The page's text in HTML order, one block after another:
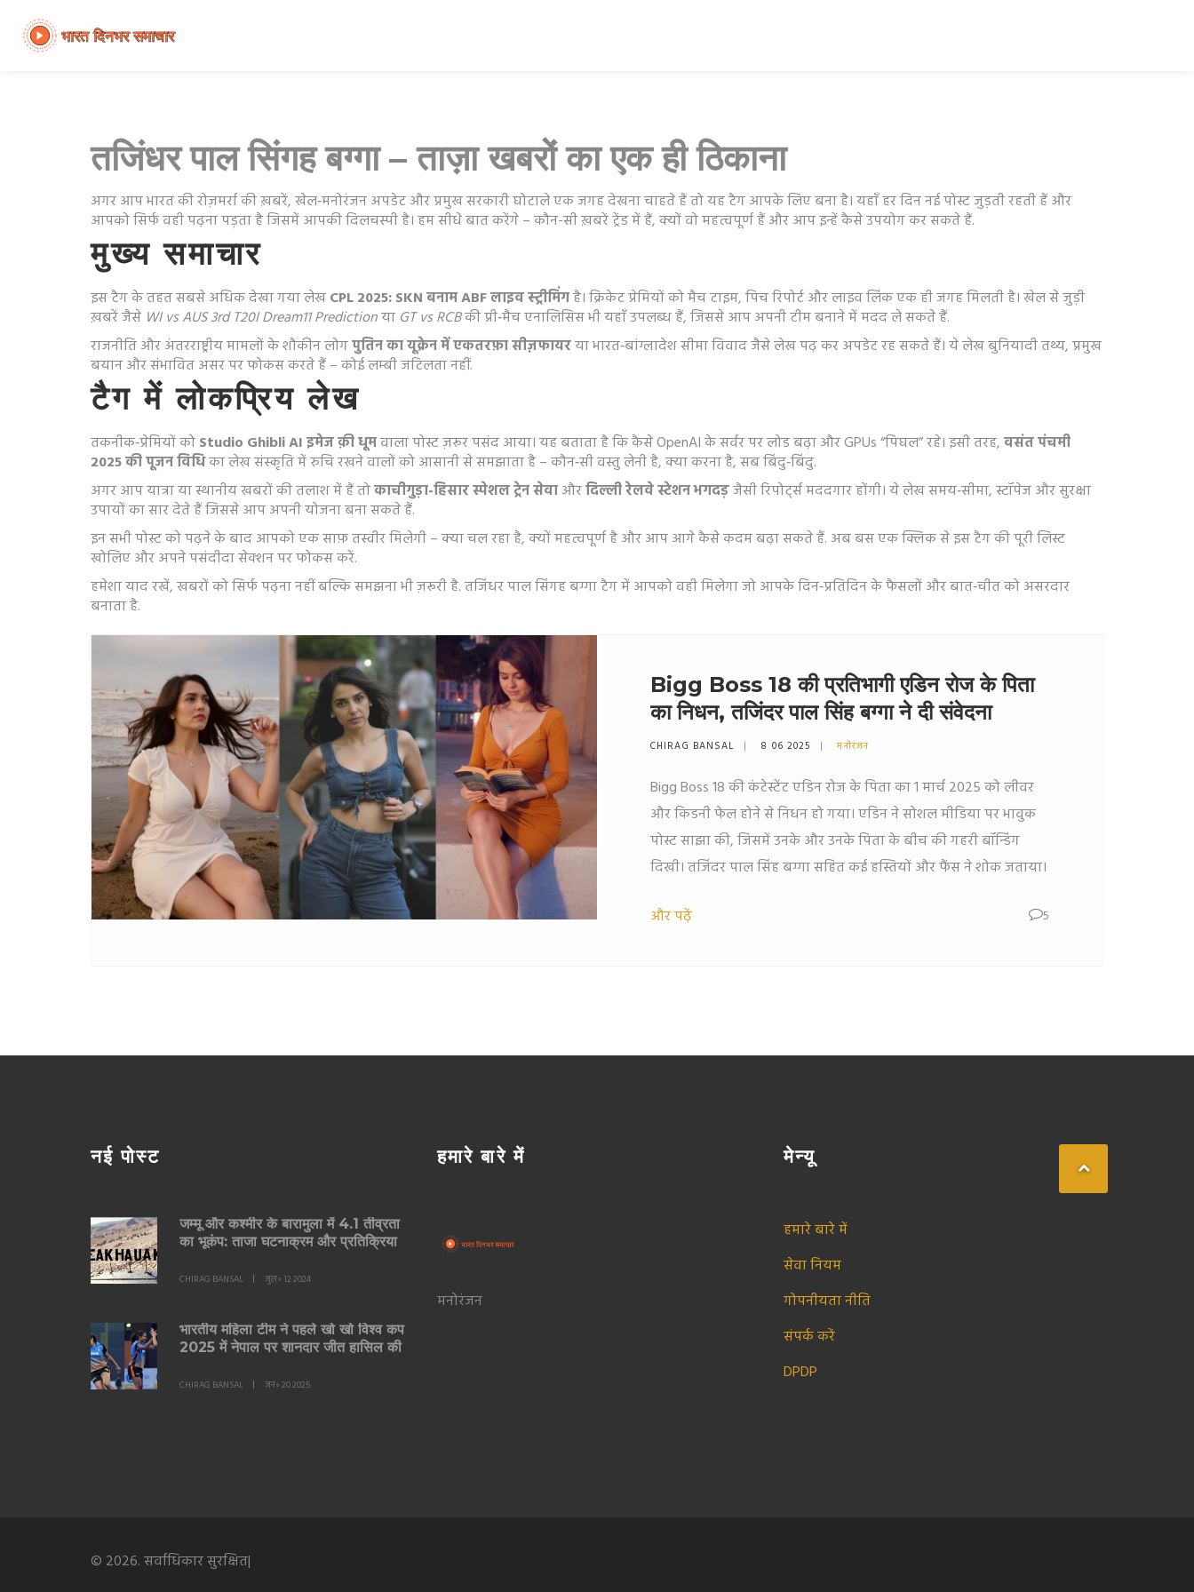
तजिंधर पाल सिंगह बग्गा – ताज़ा खबरों का एक ही ठिकाना
अगर आप भारत की रोज़मर्रा की ख़बरें, खेल‑मनोरंजन अपडेट और प्रमुख सरकारी घोटाले एक जगह देखना चाहते हैं तो यह टैग आपके लिए बना है। यहाँ हर दिन नई पोस्ट जुड़ती रहती हैं और
आपको सिर्फ वही पढ़ना पड़ता है जिसमें आपकी दिलचस्पी है। हम सीधे बात करेंगे – कौन-सी ख़बरें ट्रेंड में हैं, क्यों वो महत्वपूर्ण हैं और आप इन्हें कैसे उपयोग कर सकते हैं.
मुख्य समाचार
इस टैग के तहत सबसे अधिक देखा गया लेखCPL 2025: SKN बनाम ABF लाइव स्ट्रीमिंगहै। क्रिकेट प्रेमियों को मैच टाइम, पिच रिपोर्ट और लाइव लिंक एक ही जगह मिलती है। खेल से जुड़ी
ख़बरें जैसे WI vs AUS 3rd T20I Dream11 Predictionया GT vs RCBकी प्री‑मैच एनालिसिस भी यहाँ उपलब्ध हैं, जिससे आप अपनी टीम बनाने में मदद ले सकते हैं.
राजनीति और अंतरराष्ट्रीय मामलों के शौकीन लोगपुतिन का यूक्रेन में एकतरफ़ा सीज़फायरया भारत‑बांग्लादेश सीमा विवाद जैसे लेख पढ़ कर अपडेट रह सकते हैं। ये लेख बुनियादी तथ्य, प्रमुख
बयान और संभावित असर पर फोकस करते हैं – कोई लम्बी जटिलता नहीं.
टैग में लोकप्रिय लेख
तकनीक‑प्रेमियों कोStudio Ghibli AI इमेज क़ी धूमवाला पोस्ट ज़रूर पसंद आया। यह बताता है कि कैसे OpenAI के सर्वर पर लोड बढ़ा और GPUs “पिघल” रहे। इसी तरह,वसंत पंचमी
2025 की पूजन विधिका लेख संस्कृति में रुचि रखने वालों को आसानी से समझाता है – कौन‑सी वस्तु लेनी है, क्या करना है, सब बिंदु‑बिंदु.
अगर आप यात्रा या स्थानीय खबरों की तलाश में हैं तोकाचीगुड़ा-हिसार स्पेशल ट्रेन सेवाऔरदिल्ली रेलवे स्टेशन भगदड़जैसी रिपोर्ट्स मददगार होंगी। ये लेख समय‑सीमा, स्टॉपेज और सुरक्षा
उपायों का सार देते हैं जिससे आप अपनी योजना बना सकते हैं.
इन सभी पोस्ट को पढ़ने के बाद आपको एक साफ़ तस्वीर मिलेगी – क्या चल रहा है, क्यों महत्वपूर्ण है और आप आगे कैसे कदम बढ़ा सकते हैं. अब बस एक क्लिक से इस टैग की पूरी लिस्ट
खोलिए और अपने पसंदीदा सेक्शन पर फोकस करें.
हमेशा याद रखें, खबरों को सिर्फ पढ़ना नहीं बल्कि समझना भी ज़रूरी है. तजिंधर पाल सिंगह बग्गा टैग में आपको वही मिलेगा जो आपके दिन‑प्रतिदिन के फैसलों और बात‑चीत को असरदार
बनाता है.
Bigg Boss 18 की प्रतिभागी एडिन रोज के पिता
का निधन, तजिंदर पाल सिंह बग्गा ने दी संवेदना
CHIRAG BANSAL 8 06 2025 मनोरंजन
Bigg Boss 18 की कंटेस्टेंट एडिन रोज के पिता का 1 मार्च 2025 को लीवर
और किडनी फेल होने से निधन हो गया। एडिन ने सोशल मीडिया पर भावुक
पोस्ट साझा की, जिसमें उनके और उनके पिता के बीच की गहरी बॉन्डिंग
दिखी। तजिंदर पाल सिंह बग्गा सहित कई हस्तियों और फैंस ने शोक जताया।
और पढ़ें 5
नई पोस्ट
जम्मू और कश्मीर के बारामुला में 4.1 तीव्रता
का भूकंप: ताजा घटनाक्रम और प्रतिक्रिया
CHIRAG BANSAL जुल॰ 12 2024
भारतीय महिला टीम ने पहले खो खो विश्व कप
2025 में नेपाल पर शानदार जीत हासिल की
CHIRAG BANSAL जन॰ 20 2025
हमारे बारे में
मनोरंजन
मेन्यू
हमारे बारे में
सेवा नियम
गोपनीयता नीति
संपर्क करें
DPDP
© 2026. सर्वाधिकार सुरक्षित|